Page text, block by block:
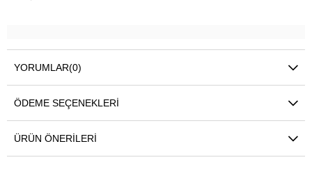
YORUMLAR(0)
ÖDEME SEÇENEKLERI
ÜRÜN ÖNERILERI